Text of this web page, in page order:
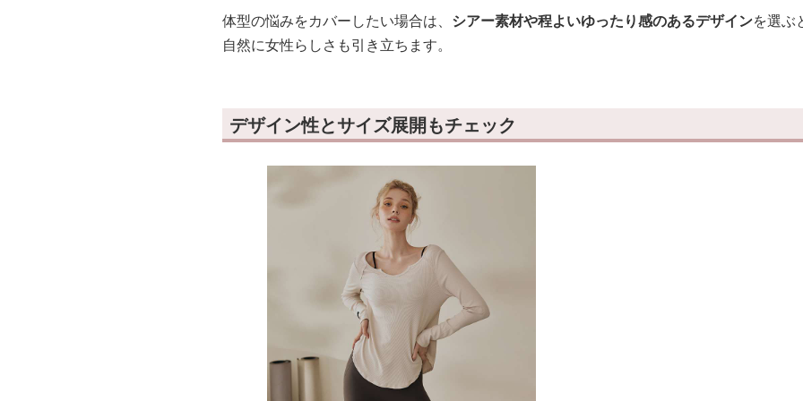
体型の悩みをカバーしたい場合は、 シアー素材や程よいゆったり感のあるデザインを選ぶ
自然に女性らしさも引き立ちます。
デザイン性とサイズ展開もチェック